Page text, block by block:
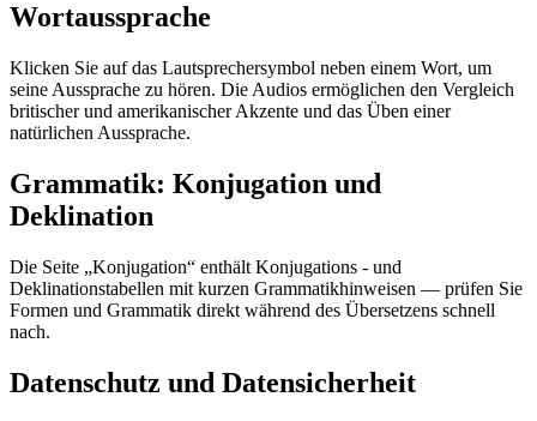
Wortaussprache
Klicken Sie auf das Lautsprechersymbol neben einem Wort, um
seine Aussprache zu hören. Die Audios ermöglichen den Vergleich
britischer und amerikanischer Akzente und das Üben einer
natürlichen Aussprache.
Grammatik: Konjugation und
Deklination
Die Seite „Konjugation“ enthält Konjugations - und
Deklinationstabellen mit kurzen Grammatikhinweisen — prüfen Sie
Formen und Grammatik direkt während des Übersetzens schnell
nach.
Datenschutz und Datensicherheit